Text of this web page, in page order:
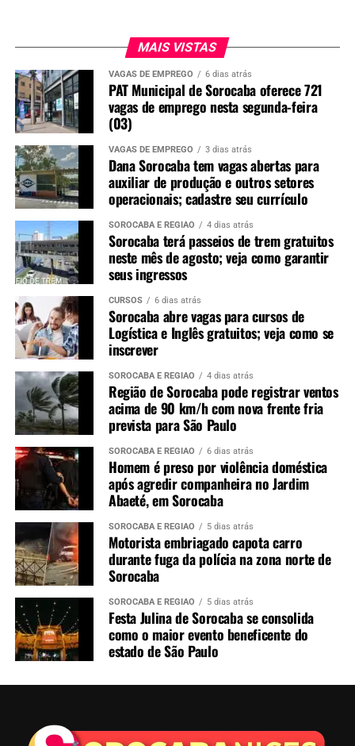
MAIS VISTAS
VAGAS DE EMPREGO 6 dias atrás
PAT Municipal de Sorocaba oferece 721
vagas de emprego nesta segunda-feira
(03)
VAGAS DE EMPREGO 3 dias atrás
Dana Sorocaba tem vagas abertas para
auxiliar de produção e outros setores
operacionais; cadastre seu currículo
SOROCABA E REGIÃO 4 dias atrás
Sorocaba terá passeios de trem gratuitos
neste mês de agosto; veja como garantir
seus ingressos
CURSOS 6 dias atrás
Sorocaba abre vagas para cursos de
Logística e Inglês gratuitos; veja como se
inscrever
SOROCABA E REGIÃO 4 dias atrás
Região de Sorocaba pode registrar ventos
acima de 90 km/h com nova frente fria
prevista para São Paulo
SOROCABA E REGIÃO 6 dias atrás
Homem é preso por violência doméstica
após agredir companheira no Jardim
Abaeté, em Sorocaba
SOROCABA E REGIÃO 5 dias atrás
Motorista embriagado capota carro
durante fuga da polícia na zona norte de
Sorocaba
SOROCABA E REGIÃO 5 dias atrás
Festa Julina de Sorocaba se consolida
como o maior evento beneficente do
estado de São Paulo